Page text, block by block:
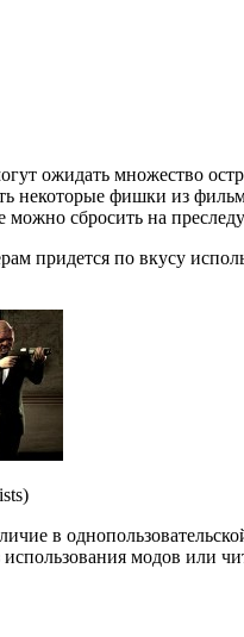
ожидать множество
некоторые фишки из
сбросить на
придется по вкусу
в
использования модов или